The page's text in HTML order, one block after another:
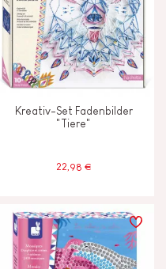
Kreativ-Set Fadenbilder
"Tiere"
22,98 €